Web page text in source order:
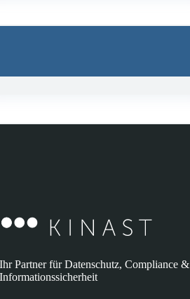
Ihr Partner für Datenschutz, Compliance &
Informationssicherheit